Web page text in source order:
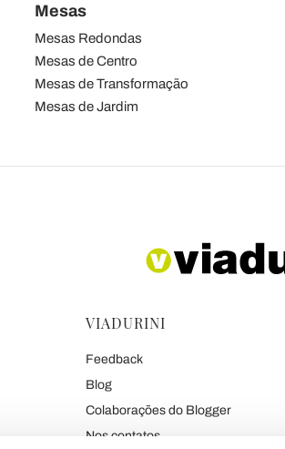
Mesas
Mesas Redondas
Mesas de Centro
Mesas de Transformação
Mesas de Jardim
VIADURINI
Feedback
Blog
Colaborações do Blogger
Nos contatos